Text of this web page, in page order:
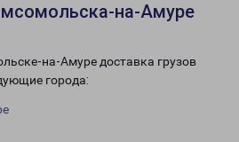
на-Амуре
на-Амуре доставка грузов
города: